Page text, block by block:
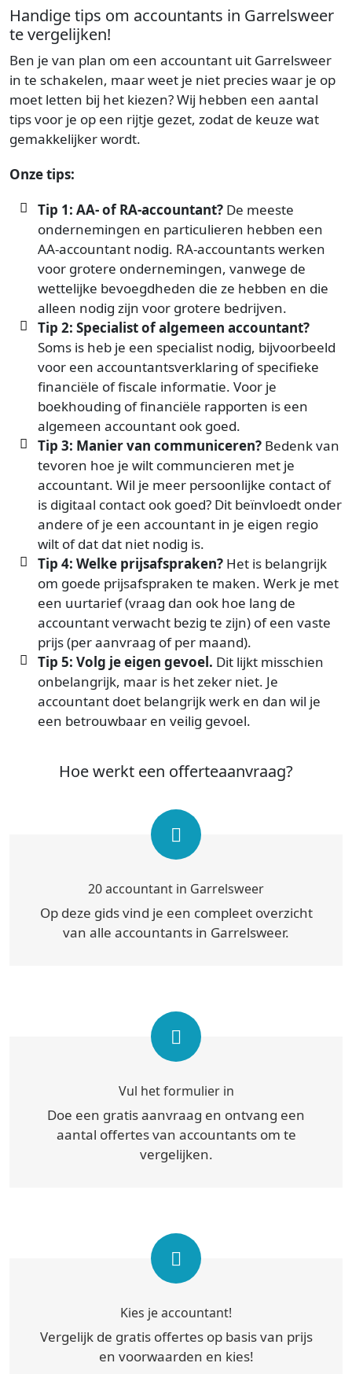
Handige tips om accountants in Garrelsweer
te vergelijken!
Ben je van plan om een accountant uit Garrelsweer
in te schakelen, maar weet je niet precies waar je op
moet letten bij het kiezen? Wij hebben een aantal
tips voor je op een rijtje gezet, zodat de keuze wat
gemakkelijker wordt.
Onze tips:
Tip 1: AA- of RA-accountant? De meeste
ondernemingen en particulieren hebben een
AA-accountant nodig. RA-accountants werken
voor grotere ondernemingen, vanwege de
wettelijke bevoegdheden die ze hebben en die
alleen nodig zijn voor grotere bedrijven.
Tip 2: Specialist of algemeen accountant?
Soms is heb je een specialist nodig, bijvoorbeeld
voor een accountantsverklaring of specifieke
financiële of fiscale informatie. Voor je
boekhouding of financiële rapporten is een
algemeen accountant ook goed.
Tip 3: Manier van communiceren? Bedenk van
tevoren hoe je wilt communcieren met je
accountant. Wil je meer persoonlijke contact of
is digitaal contact ook goed? Dit beïnvloedt onder
andere of je een accountant in je eigen regio
wilt of dat dat niet nodig is.
Tip 4: Welke prijsafspraken? Het is belangrijk
om goede prijsafspraken te maken. Werk je met
een uurtarief (vraag dan ook hoe lang de
accountant verwacht bezig te zijn) of een vaste
prijs (per aanvraag of per maand).
Tip 5: Volg je eigen gevoel. Dit lijkt misschien
onbelangrijk, maar is het zeker niet. Je
accountant doet belangrijk werk en dan wil je
een betrouwbaar en veilig gevoel.
Hoe werkt een offerteaanvraag?
20 accountant in Garrelsweer
Op deze gids vind je een compleet overzicht
van alle accountants in Garrelsweer.
Vul het formulier in
Doe een gratis aanvraag en ontvang een
aantal offertes van accountants om te
vergelijken.
Kies je accountant!
Vergelijk de gratis offertes op basis van prijs
en voorwaarden en kies!